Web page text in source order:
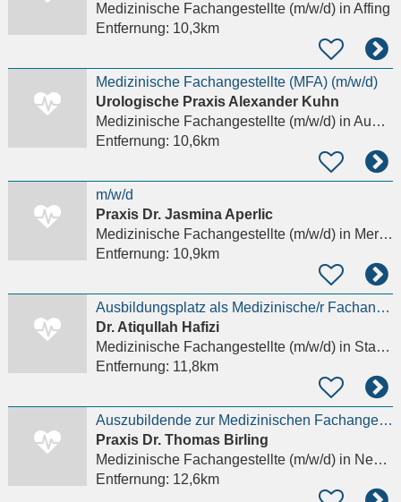
Medizinische Fachangestellte (m/w/d)in Affing
Entfernung: 10,3km
Medizinische Fachangestellte (MFA) (m/w/d)
Urologische Praxis Alexander Kuhn
Medizinische Fachangestellte (m/w/d)in Augsburg, Kriegshaber
Entfernung: 10,6km
m/w/d
Praxis Dr. Jasmina Aperlic
Medizinische Fachangestellte (m/w/d)in Mering
Entfernung: 10,9km
Ausbildungsplatz als Medizinische/r Fachangestellte/r m/w/d
Dr. Atiqullah Hafizi
Medizinische Fachangestellte (m/w/d)in Stadtbergen
Entfernung: 11,8km
Auszubildende zur Medizinischen Fachangestellten (m/w/d) gesucht
Praxis Dr. Thomas Birling
Medizinische Fachangestellte (m/w/d)in Neusäß
Entfernung: 12,6km